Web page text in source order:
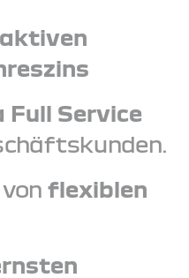
Full Service
flexiblen